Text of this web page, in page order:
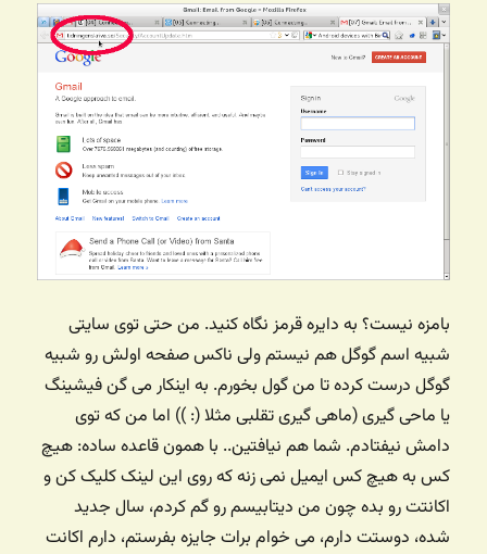
بامزه نیست؟ به دایره قرمز نگاه کنید. من حتی توی سایتی
شبیه اسم گوگل هم نیستم ولی ناکس صفحه اولش رو شبیه
گوگل درست کرده تا من گول بخورم. به اینکار می گن فیشینگ
یا ماحی گیری (ماهی گیری تقلبی مثلا (: ))‌ اما من که توی
دامش نیفتادم. شما هم نیافتین.. با همون قاعده ساده: هیچ
کس به هیچ کس ایمیل نمی زنه که روی این لینک کلیک کن و
اکانتت رو بده چون من دیتابیسم رو گم کردم، سال جدید
شده، دوستت دارم، می خوام برات جایزه بفرستم، دارم اکانت